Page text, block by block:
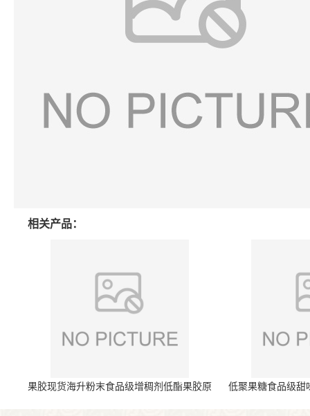
相关产品：
果胶现货海升粉末食品级增稠剂低酯果胶原
低聚果糖食品级甜